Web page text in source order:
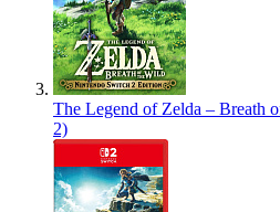
The Legend of Zelda – Breath
2)